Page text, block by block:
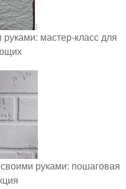
мастер-класс для
руками: пошаговая